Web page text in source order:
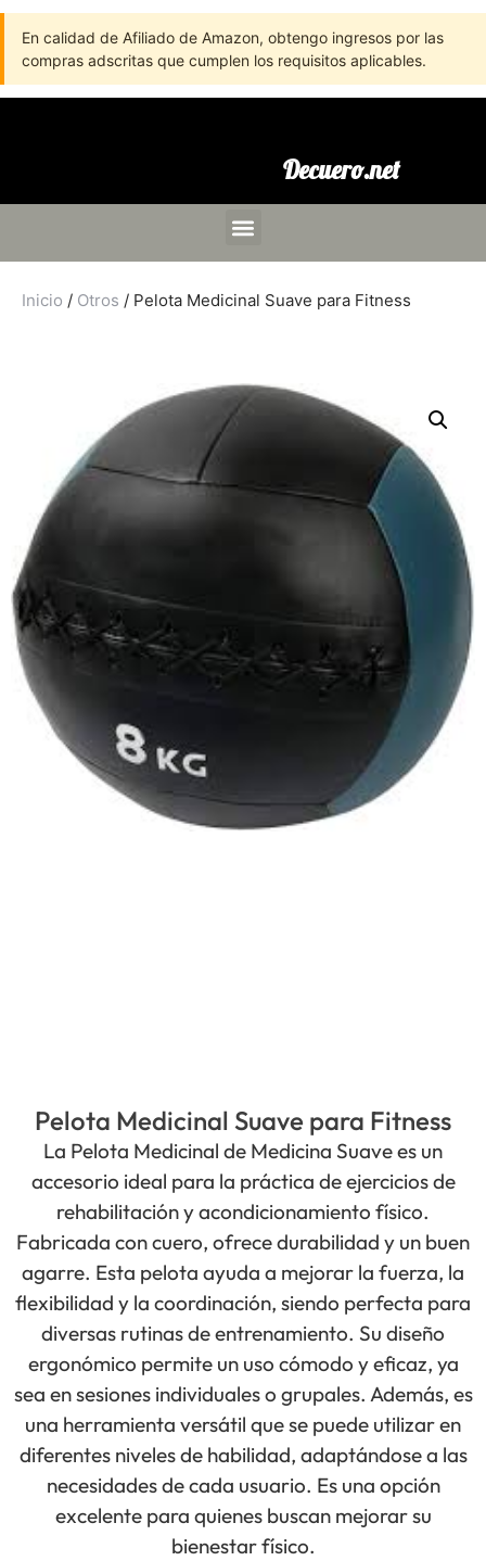
En calidad de Afiliado de Amazon, obtengo ingresos por las
compras adscritas que cumplen los requisitos aplicables.
Decuero.net
Inicio / Otros / Pelota Medicinal Suave para Fitness
Pelota Medicinal Suave para Fitness
La Pelota Medicinal de Medicina Suave es un
accesorio ideal para la práctica de ejercicios de
rehabilitación y acondicionamiento físico.
Fabricada con cuero, ofrece durabilidad y un buen
agarre. Esta pelota ayuda a mejorar la fuerza, la
flexibilidad y la coordinación, siendo perfecta para
diversas rutinas de entrenamiento. Su diseño
ergonómico permite un uso cómodo y eficaz, ya
sea en sesiones individuales o grupales. Además, es
una herramienta versátil que se puede utilizar en
diferentes niveles de habilidad, adaptándose a las
necesidades de cada usuario. Es una opción
excelente para quienes buscan mejorar su
bienestar físico.